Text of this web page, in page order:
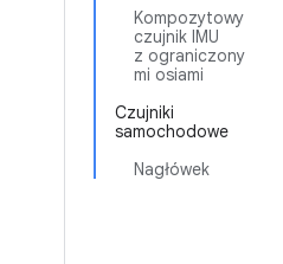
Kompozytowy
czujnik IMU
z ograniczony
mi osiami
Czujniki
samochodowe
Nagłówek